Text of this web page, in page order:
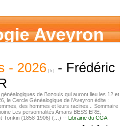
Aveyron
- 2026 - Frédéric
de Bozouls qui auront lieu les 12 et
le Cercle Généalogique de l'Aveyron édite :
des hommes et leurs racines... Sommaire
Les personnalités Amans BESSIERE,
Tonkin (1858-1906) (…) -- Librairie du CGA